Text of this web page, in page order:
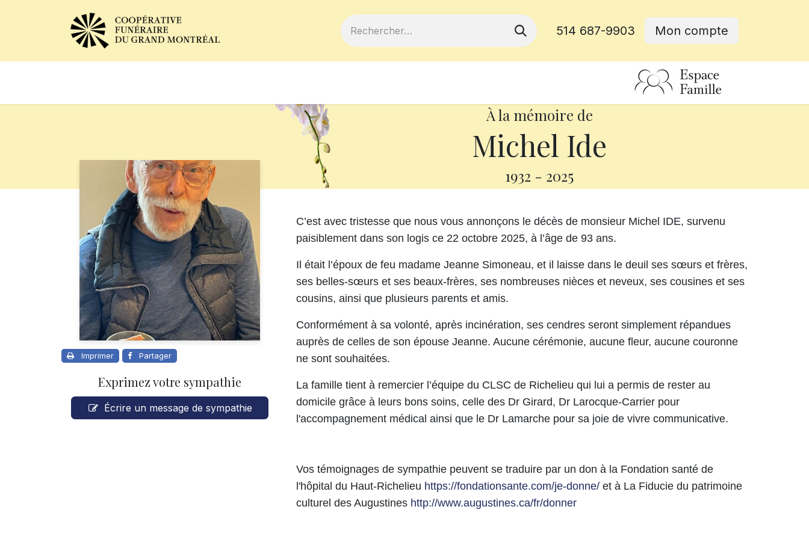
514 687-9903 Mon compte
À la mémoire de
Michel Ide
1932 - 2025
Imprimer Partager
Exprimez votre sympathie
Écrire un message de sympathie
C’est avec tristesse que nous vous annonçons le décès de monsieur Michel IDE, survenu
paisiblement dans son logis ce 22 octobre 2025, à l’âge de 93 ans.
Il était l’époux de feu madame Jeanne Simoneau, et il laisse dans le deuil ses sœurs et frères,
ses belles-sœurs et ses beaux-frères, ses nombreuses nièces et neveux, ses cousines et ses
cousins, ainsi que plusieurs parents et amis.
Conformément à sa volonté, après incinération, ses cendres seront simplement répandues
auprès de celles de son épouse Jeanne. Aucune cérémonie, aucune fleur, aucune couronne
ne sont souhaitées.
La famille tient à remercier l’équipe du CLSC de Richelieu qui lui a permis de rester au
domicile grâce à leurs bons soins, celle des Dr Girard, Dr Larocque-Carrier pour
l'accompagnement médical ainsi que le Dr Lamarche pour sa joie de vivre communicative.
Vos témoignages de sympathie peuvent se traduire par un don à la Fondation santé de
l'hôpital du Haut-Richelieu https://fondationsante.com/je-donne/ et à La Fiducie du patrimoine
culturel des Augustines http://www.augustines.ca/fr/donner